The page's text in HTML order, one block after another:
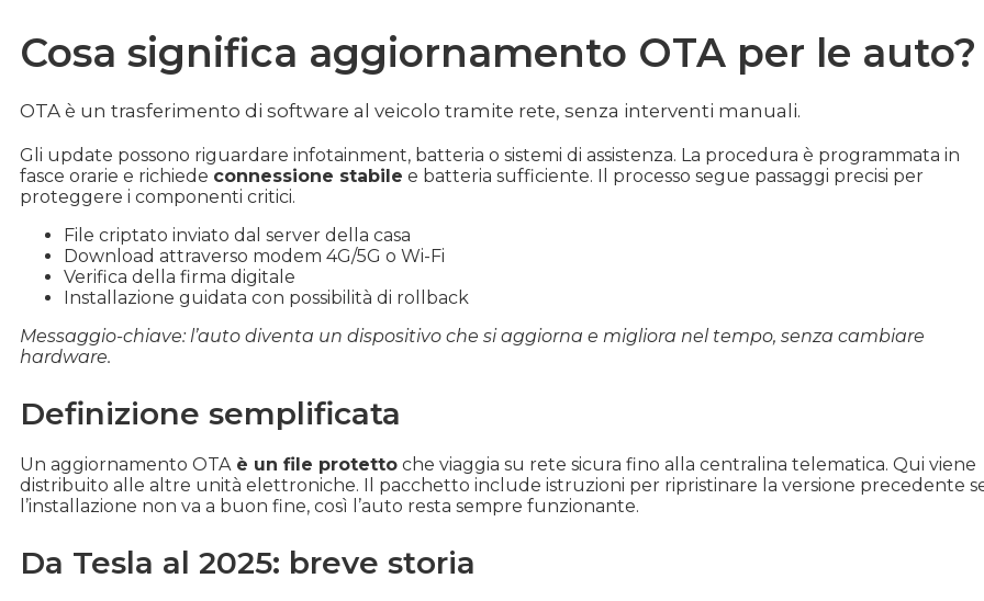
Cosa significa aggiornamento OTA per le auto?
OTA è un trasferimento di software al veicolo tramite rete, senza interventi manuali.
Gli update possono riguardare infotainment, batteria o sistemi di assistenza. La procedura è programmata in
fasce orarie e richiede connessione stabile e batteria sufficiente. Il processo segue passaggi precisi per
proteggere i componenti critici.
File criptato inviato dal server della casa
Download attraverso modem 4G/5G o Wi-Fi
Verifica della firma digitale
Installazione guidata con possibilità di rollback
Messaggio-chiave: l’auto diventa un dispositivo che si aggiorna e migliora nel tempo, senza cambiare
hardware.
Definizione semplificata
Un aggiornamento OTA è un file protetto che viaggia su rete sicura fino alla centralina telematica. Qui viene
distribuito alle altre unità elettroniche. Il pacchetto include istruzioni per ripristinare la versione precedente
l’installazione non va a buon fine, così l’auto resta sempre funzionante.
Da Tesla al 2025: breve storia